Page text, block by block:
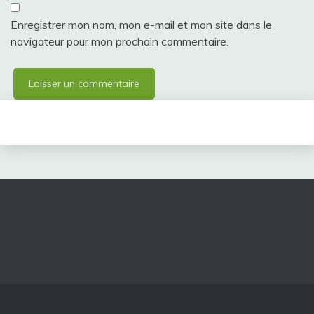
Enregistrer mon nom, mon e-mail et mon site dans le
navigateur pour mon prochain commentaire.